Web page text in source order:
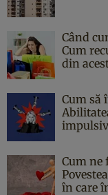
Când
Cum
din
Cum să
impulsiv
Cum ne
în care